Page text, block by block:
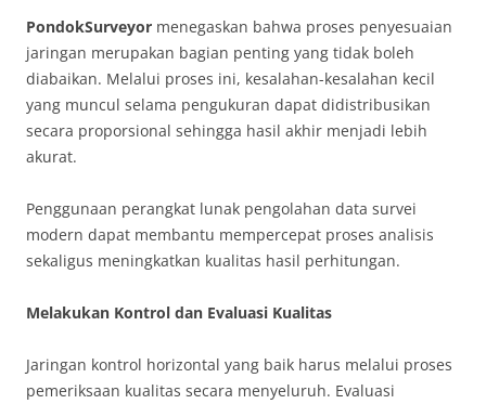
PondokSurveyor menegaskan bahwa proses penyesuaian
jaringan merupakan bagian penting yang tidak boleh
diabaikan. Melalui proses ini, kesalahan-kesalahan kecil
yang muncul selama pengukuran dapat didistribusikan
secara proporsional sehingga hasil akhir menjadi lebih
akurat.
Penggunaan perangkat lunak pengolahan data survei
modern dapat membantu mempercepat proses analisis
sekaligus meningkatkan kualitas hasil perhitungan.
Melakukan Kontrol dan Evaluasi Kualitas
Jaringan kontrol horizontal yang baik harus melalui proses
pemeriksaan kualitas secara menyeluruh. Evaluasi